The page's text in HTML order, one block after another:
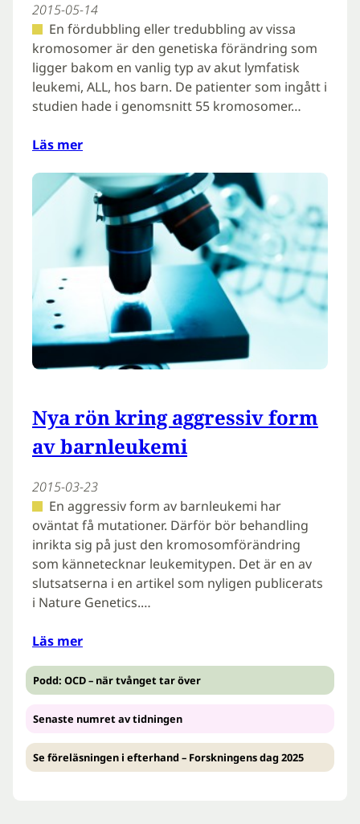
2015-05-14
En fördubbling eller tredubbling av vissa
kromosomer är den genetiska förändring som
ligger bakom en vanlig typ av akut lymfatisk
leukemi, ALL, hos barn. De patienter som ingått i
studien hade i genomsnitt 55 kromosomer…
Läs mer
Nya rön kring aggressiv form
av barnleukemi
2015-03-23
En aggressiv form av barnleukemi har
oväntat få mutationer. Därför bör behandling
inrikta sig på just den kromosomförändring
som kännetecknar leukemitypen. Det är en av
slutsatserna i en artikel som nyligen publicerats
i Nature Genetics.…
Läs mer
Podd: OCD – när tvånget tar över
Senaste numret av tidningen
Se föreläsningen i efterhand – Forskningens dag 2025